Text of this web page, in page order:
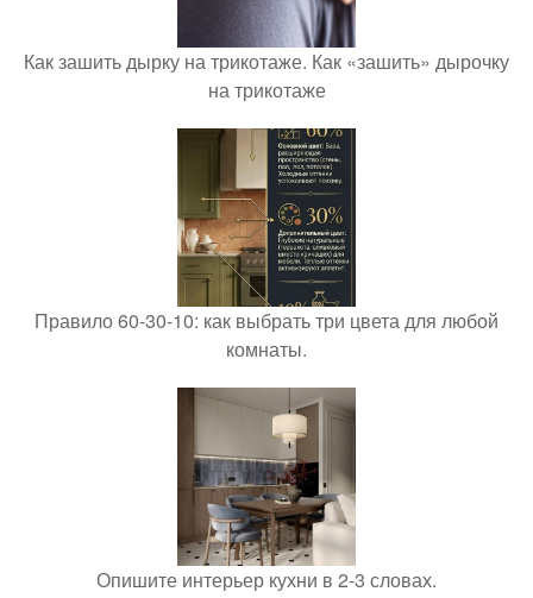
Как зашить дырку на трикотаже. Как «зашить» дырочку
на трикотаже
Правило 60-30-10: как выбрать три цвета для любой
комнаты.
Опишите интерьер кухни в 2-3 словах.